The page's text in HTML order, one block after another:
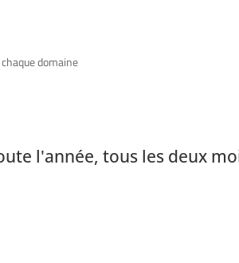
domaine
l'année, tous les deux